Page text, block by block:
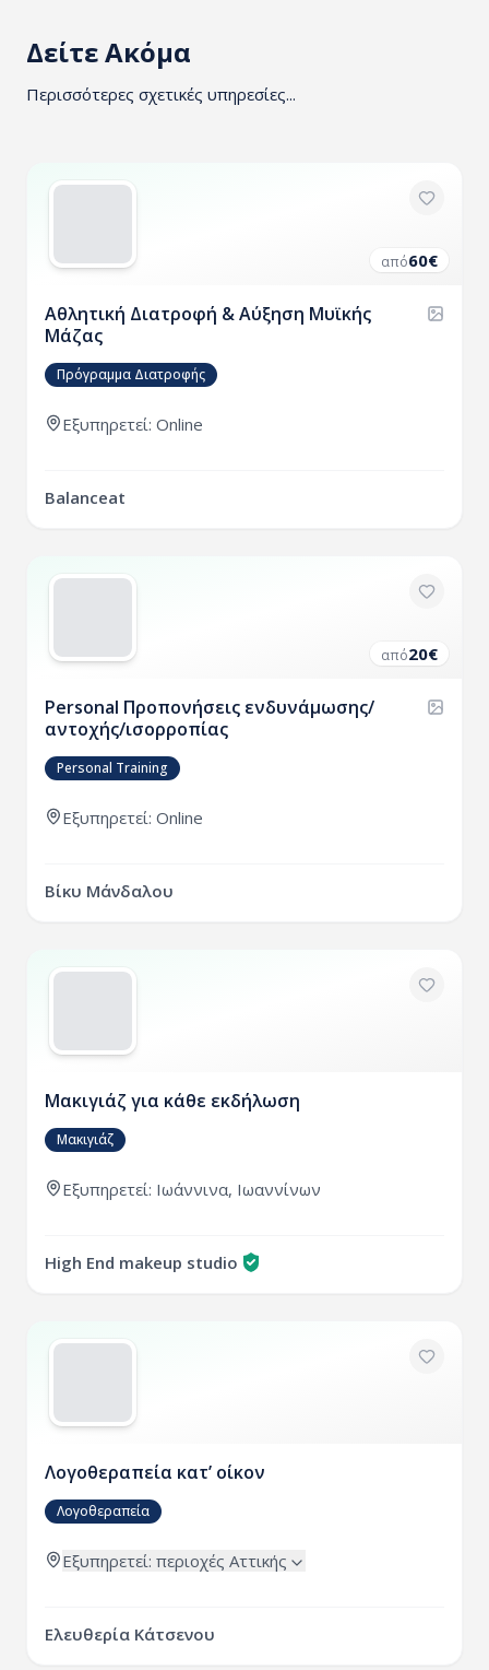
Δείτε Ακόμα
Περισσότερες σχετικές υπηρεσίες...
από60€
Αθλητική Διατροφή & Αύξηση Μυϊκής
Μάζας
Πρόγραμμα Διατροφής
Εξυπηρετεί: Online
Balanceat
από20€
Personal Προπονήσεις ενδυνάμωσης/
αντοχής/ισορροπίας
Personal Training
Εξυπηρετεί: Online
Βίκυ Μάνδαλου
Μακιγιάζ για κάθε εκδήλωση
Μακιγιάζ
Εξυπηρετεί: Ιωάννινα, Ιωαννίνων
High End makeup studio
Λογοθεραπεία κατ’ οίκον
Λογοθεραπεία
Εξυπηρετεί: περιοχές Αττικής
Ελευθερία Κάτσενου